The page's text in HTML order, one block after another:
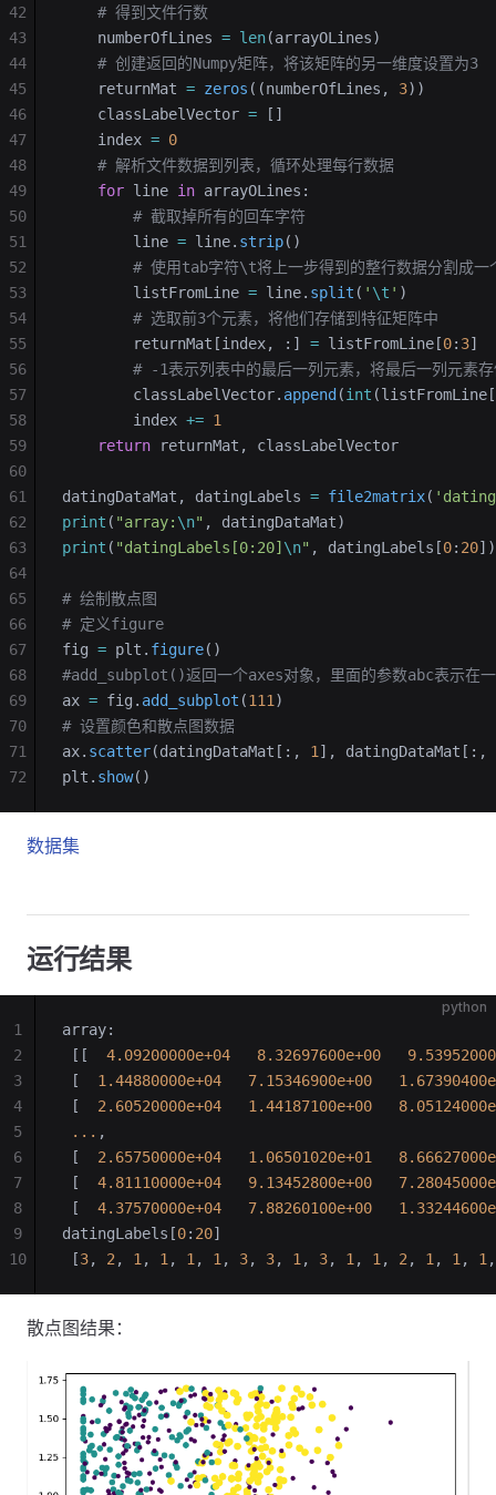
    # 得到文件行数
    numberOfLines
= len(arrayOLines)
    # 创建返回的Numpy矩阵，将该矩阵的另一维度设置为3
    returnMat
= zeros ((numberOfLines, 3))
    classLabelVector
= []
    index
= 0
    # 解析文件数据到列表，循环处理每行数据
    for
line in arrayOLines:
        # 截取掉所有的回车字符
        line
= line. strip()
# 使用tab字符\t将上一步得到的整行数据分割成一
        listFromLine
= line. split ( ' \t ' )
        # 选取前3个元素，将他们存储到特征矩阵中
        returnMat[index, :]
= listFromLine[0: 3]
# -1表示列表中的最后一列元素，将最后一列元素
        classLabelVector.
append (int (listFromLine[
        index
+= 1
    return
returnMat, classLabelVector
datingDataMat, datingLabels = file2matrix(
print ( "array: \n" , datingDataMat)
print ( "datingLabels[0:20] \n" , datingLabels[0: 20])
# 绘制散点图
# 定义figure
fig = plt. figure()
#add_subplot()返回一个axes对象，里面的参数abc表示在
ax = fig. add_subplot (111 )
# 设置颜色和散点图数据
ax. scatter(datingDataMat[:, 1 ], datingDataMat[:,
plt. show()
42
43
44
45
46
47
48
49
50
51
52
53
54
55
56
57
58
59
60
61
62
63
64
65
66
67
68
69
70
71
72
数据集
运行结果
python
array:
[[ 4.09200000e+04
   8.32697600e+00
[ 1.44880000e+04
   7.15346900e+00
[ 2.60520000e+04
   1.44187100e+00
... ,
[ 2.65750000e+04
   1.06501020e+01
[ 4.81110000e+04
   9.13452800e+00
[ 4.37570000e+04
   7.88260100e+00
datingLabels[0: 20]
[3, 2 , 1 , 1 , 1 , 1 , 3, 3, 1 , 3, 1 , 1 , 2 , 1 , 1 , 1
1
2
3
4
5
6
7
8
9
10
散点图结果：